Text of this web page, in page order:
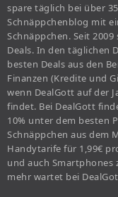
spare täglich bei über
Schnäppchenblog mit
Schnäppchen. Seit
Deals. In den täglichen
besten Deals aus den
Finanzen (Kredite und
wenn DealGott auf der
findet. Bei DealGott
10% unter dem besten
Schnäppchen aus dem
Handytarife für 1,99€
und auch Smartphones
mehr wartet bei